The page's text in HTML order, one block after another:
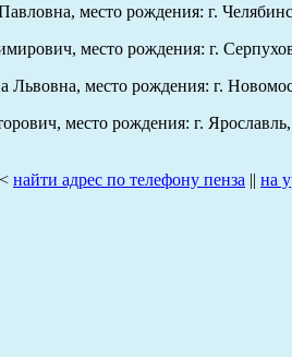
место рождения: г.
место рождения: г.
место рождения: г.
место рождения: г.
найти адрес по телефону пенза || на